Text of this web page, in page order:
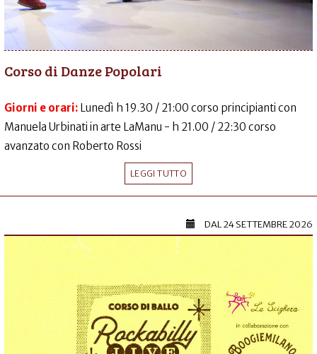
Corso di Danze Popolari
Giorni e orari: Lunedì h 19.30 / 21:00 corso principianti con
Manuela Urbinati in arte LaManu - h 21.00 / 22:30 corso
avanzato con Roberto Rossi
LEGGI TUTTO
DAL24 SETTEMBRE 2026